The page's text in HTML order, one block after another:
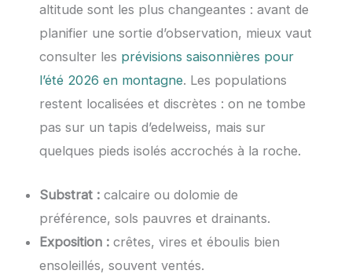
altitude sont les plus changeantes : avant de
planifier une sortie d’observation, mieux vaut
consulter les prévisions saisonnières pour
l’été 2026 en montagne. Les populations
restent localisées et discrètes : on ne tombe
pas sur un tapis d’edelweiss, mais sur
quelques pieds isolés accrochés à la roche.
Substrat : calcaire ou dolomie de
préférence, sols pauvres et drainants.
Exposition : crêtes, vires et éboulis bien
ensoleillés, souvent ventés.